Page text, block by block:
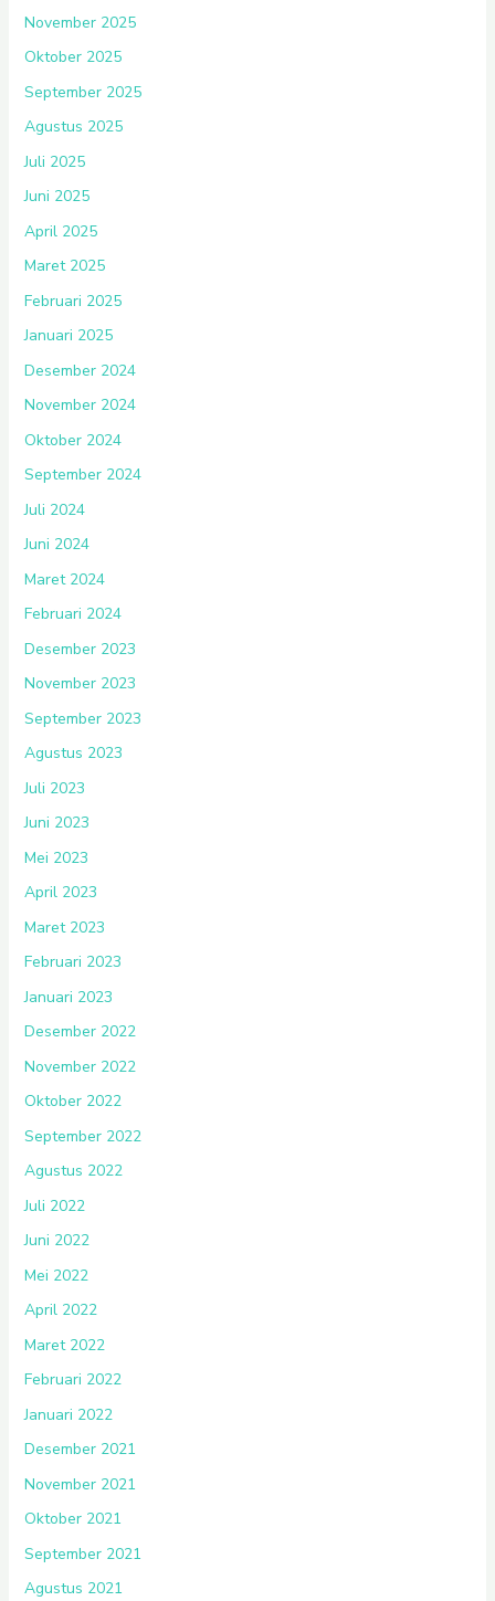
November 2025
Oktober 2025
September 2025
Agustus 2025
Juli 2025
Juni 2025
April 2025
Maret 2025
Februari 2025
Januari 2025
Desember 2024
November 2024
Oktober 2024
September 2024
Juli 2024
Juni 2024
Maret 2024
Februari 2024
Desember 2023
November 2023
September 2023
Agustus 2023
Juli 2023
Juni 2023
Mei 2023
April 2023
Maret 2023
Februari 2023
Januari 2023
Desember 2022
November 2022
Oktober 2022
September 2022
Agustus 2022
Juli 2022
Juni 2022
Mei 2022
April 2022
Maret 2022
Februari 2022
Januari 2022
Desember 2021
November 2021
Oktober 2021
September 2021
Agustus 2021